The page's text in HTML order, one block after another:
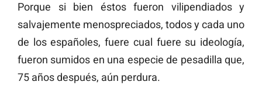
Porque si bien éstos fueron vilipendiados y
salvajemente menospreciados, todos y cada uno
de los españoles, fuere cual fuere su ideología,
fueron sumidos en una especie de pesadilla que,
75 años después, aún perdura.